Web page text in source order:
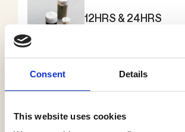
Consent Details
This website uses cookies
12HRS & 24HRS
ONE A